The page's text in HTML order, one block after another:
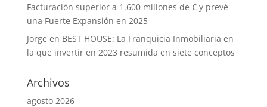
Facturación superior a 1.600 millones de € y prevé
una Fuerte Expansión en 2025
Jorge en BEST HOUSE: La Franquicia Inmobiliaria en
la que invertir en 2023 resumida en siete conceptos
Archivos
agosto 2026